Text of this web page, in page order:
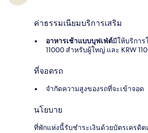
ค่าธรรมเนียมบริการเสริม
อาหารเช้าแบบบุฟเฟ่ต์มีให้บริการ
11000 สำหรับผู้ใหญ่ และ KRW
ที่จอดรถ
จำกัดความสูงของรถที่จะเข้าจอด
นโยบาย
ที่พักแห่งนี้รับชำระเงินด้วยบัตรเครดิต